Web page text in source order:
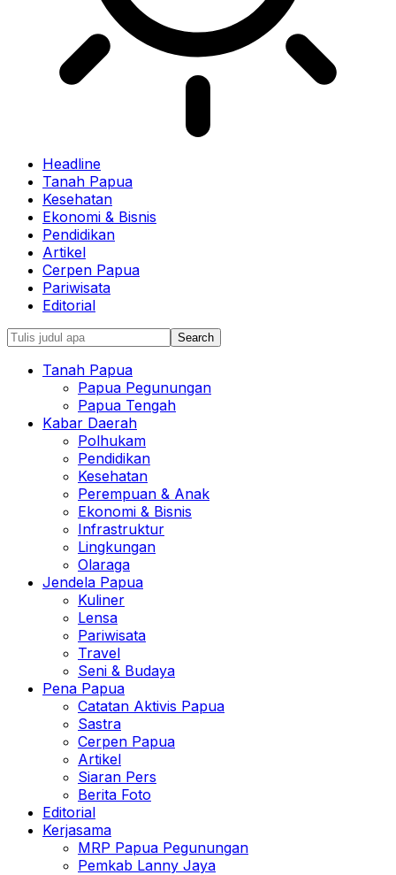
Headline
Tanah Papua
Kesehatan
Ekonomi & Bisnis
Pendidikan
Artikel
Cerpen Papua
Pariwisata
Editorial
Tanah Papua
Papua Pegunungan
Papua Tengah
Kabar Daerah
Polhukam
Pendidikan
Kesehatan
Perempuan & Anak
Ekonomi & Bisnis
Infrastruktur
Lingkungan
Olaraga
Jendela Papua
Kuliner
Lensa
Pariwisata
Travel
Seni & Budaya
Pena Papua
Catatan Aktivis Papua
Sastra
Cerpen Papua
Artikel
Siaran Pers
Berita Foto
Editorial
Kerjasama
MRP Papua Pegunungan
Pemkab Lanny Jaya